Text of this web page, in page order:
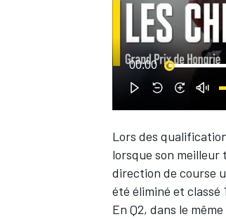
00:00
Lors des
lorsque son meilleur
direction de course
été éliminé et classé
En Q2, dans le